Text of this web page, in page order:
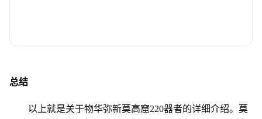
总结
以上就是关于物华弥新莫高窟220器者的详细介绍。莫